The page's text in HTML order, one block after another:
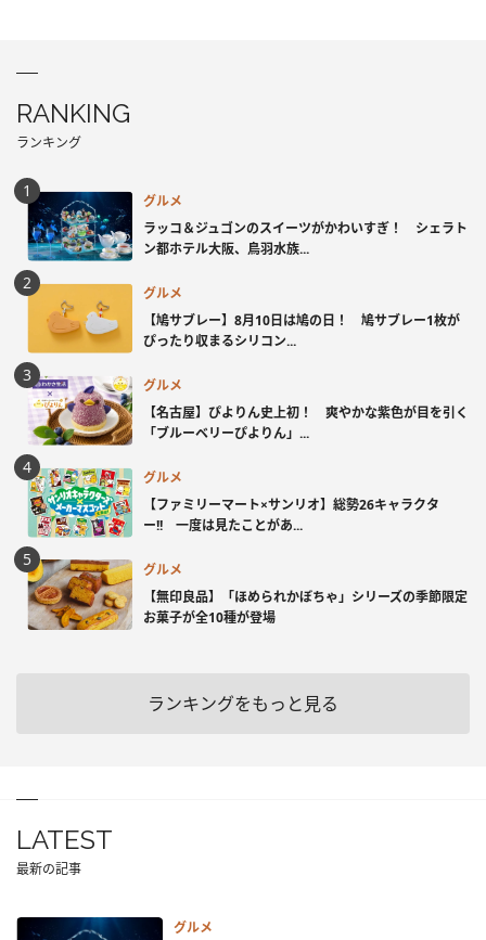
RANKING
ランキング
グルメ
ラッコ＆ジュゴンのスイーツがかわいすぎ！ シェラト
ン都ホテル大阪、鳥羽水族...
グルメ
【鳩サブレー】8月10日は鳩の日！ 鳩サブレー1枚が
ぴったり収まるシリコン...
グルメ
【名古屋】ぴよりん史上初！ 爽やかな紫色が目を引く
「ブルーベリーぴよりん」...
グルメ
【ファミリーマート×サンリオ】総勢26キャラクタ
ー!! 一度は見たことがあ...
グルメ
【無印良品】「ほめられかぼちゃ」シリーズの季節限定
お菓子が全10種が登場
ランキングをもっと見る
LATEST
最新の記事
グルメ